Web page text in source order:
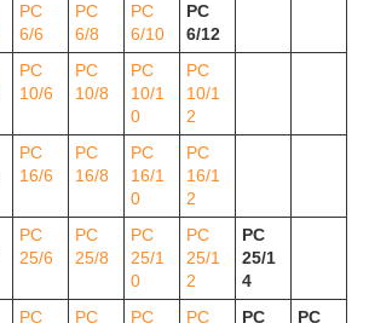
РС
6/6
РС
6/8
РС
6/10
РС
6/12
РС
10/6
РС
10/8
РС
10/1
0
РС
10/1
2
РС
16/6
РС
16/8
РС
16/1
0
РС
16/1
2
РС
25/6
РС
25/8
РС
25/1
0
РС
25/1
2
РС
25/1
4
РС
РС
РС
РС
РС
РС